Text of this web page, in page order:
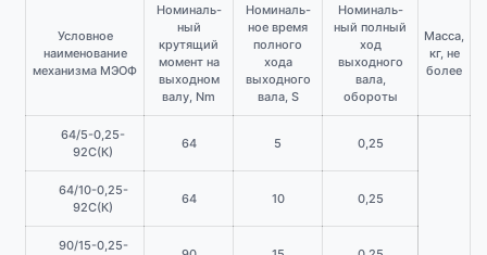
Условное
наименование
механизма МЭОФ
Номиналь-
ный
крутящий
момент на
выходном
валу, Nm
Номиналь-
ное время
полного
хода
выходного
вала, S
Номиналь-
ный полный
ход
выходного
вала,
обороты
Масса,
кг, не
более
64/5-0,25-
92С(К)
64 5 0,25
64/10-0,25-
92С(К)
64 10 0,25
90/15-0,25-